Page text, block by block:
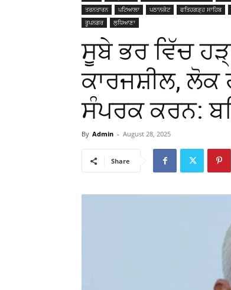
ਤਰਨਤਾਰਨ
ਪਟਿਆਲਾ ਪਠਾਨਕੋਟ ਫਤਿਹਗੜ੍ਹ ਸਾਹਿਬ
ਰੂਪਨਗਰ
ਲੁਧਿਆਣਾ
ਸੂਬੇ ਭਰ ਵਿੱਚ
ਕਾਰਜਸ਼ੀਲ, ਲੋਕ
ਸੰਪਰਕ ਕਰਨ:
By Admin - August 28, 2025
Share